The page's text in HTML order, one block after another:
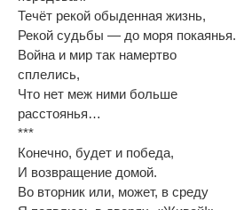
Течëт рекой обыденная жизнь,
Рекой судьбы — до моря покаянья.
Война и мир так намертво
сплелись,
Что нет меж ними больше
расстоянья…
***
Конечно, будет и победа,
И возвращение домой.
Во вторник или, может, в среду